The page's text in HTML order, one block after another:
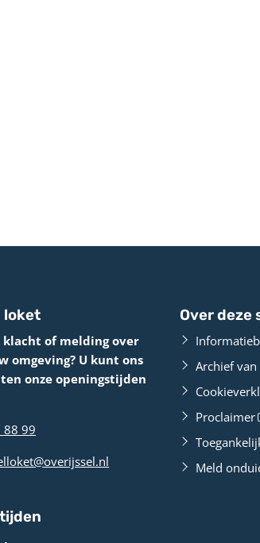
loket
klacht of melding over
omgeving? U kunt ons
onze openingstijden
88 99
Over deze
Archief
Proclaimer
Meld